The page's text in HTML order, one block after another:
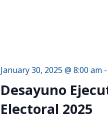
January 30, 2025 @ 8:00 am -
Desayuno
Electoral 2025